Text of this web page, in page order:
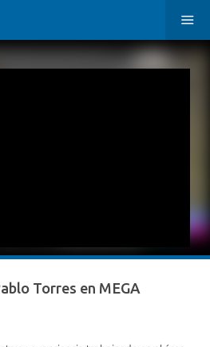
Torres en MEGA